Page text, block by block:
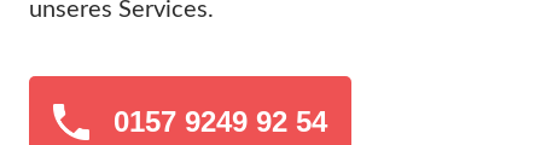
unseres Services.
0157 9249 92 54